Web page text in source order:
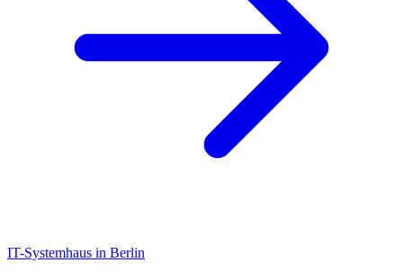
IT-Systemhaus in Berlin